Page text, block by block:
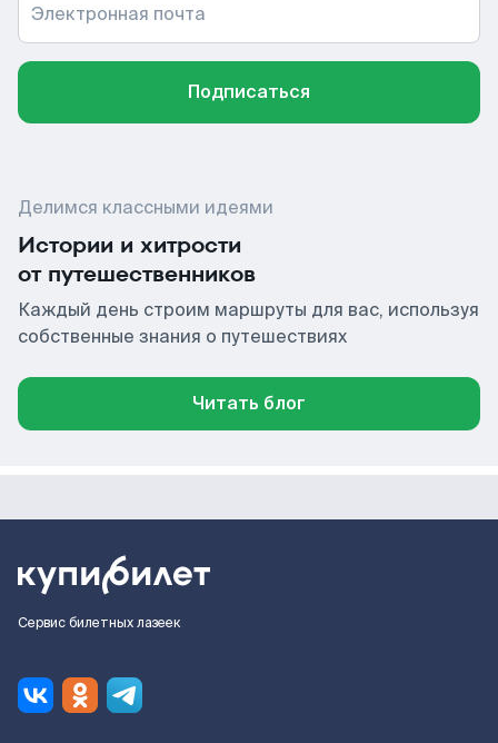
Электронная почта
Подписаться
Делимся классными идеями
Истории и хитрости
от путешественников
Каждый день строим маршруты для вас, используя
собственные знания о путешествиях
Читать блог
Сервис билетных лазеек